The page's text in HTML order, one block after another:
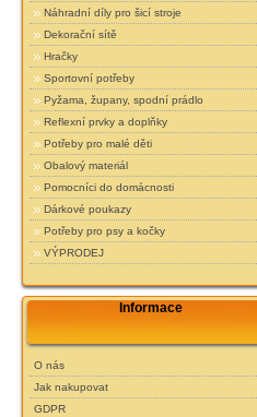
Náhradní díly pro šicí stroje
Dekorační sítě
Hračky
Sportovní potřeby
Pyžama, župany, spodní prádlo
Reflexní prvky a doplňky
Potřeby pro malé děti
Obalový materiál
Pomocníci do domácnosti
Dárkové poukazy
Potřeby pro psy a kočky
VÝPRODEJ
Informace
O nás
Jak nakupovat
GDPR